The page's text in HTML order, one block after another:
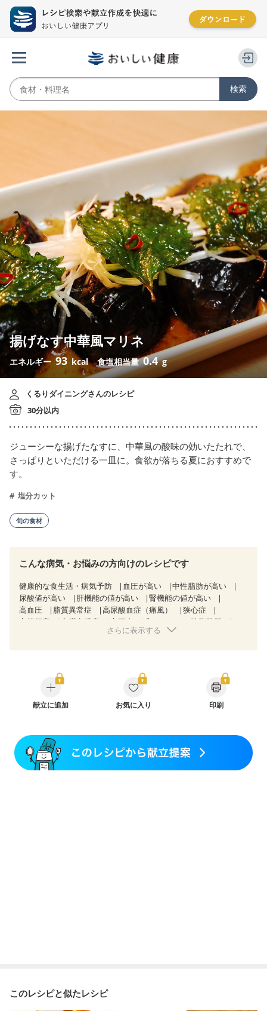
揚げなす中華風マリネ
エネルギー 93 kcal 食塩相当量0.4 g
くるりダイニングさんのレシピ
30分以内
ジューシーな揚げたなすに、中華風の酸味の効いたたれで、
さっぱりといただける一皿に。食欲が落ちる夏におすすめで
す。
塩分カット
旬の食材
こんな病気・お悩みの方向けのレシピです
健康的な食生活・病気予防 血圧が高い
中性脂肪が高い
尿酸値が高い
肝機能の値が高い
腎機能の値が高い
高血圧
脂質異常症 高尿酸血症（痛風）
狭心症
心筋梗塞
心臓弁膜症 心不全
非アルコール性脂肪肝
過敏性腸症候群（IBS）
睡眠時無呼吸症候群
乳がん（ホルモン療法中）
乳がん（放射線治療中）
乳がん治療を終えた方・経過観察中の方など
味の感じ方が変わった
骨折 骨粗しょう症
関節リウマチ
さらに表示する
献立に追加 お気に入り 印刷
このレシピと似たレシピ